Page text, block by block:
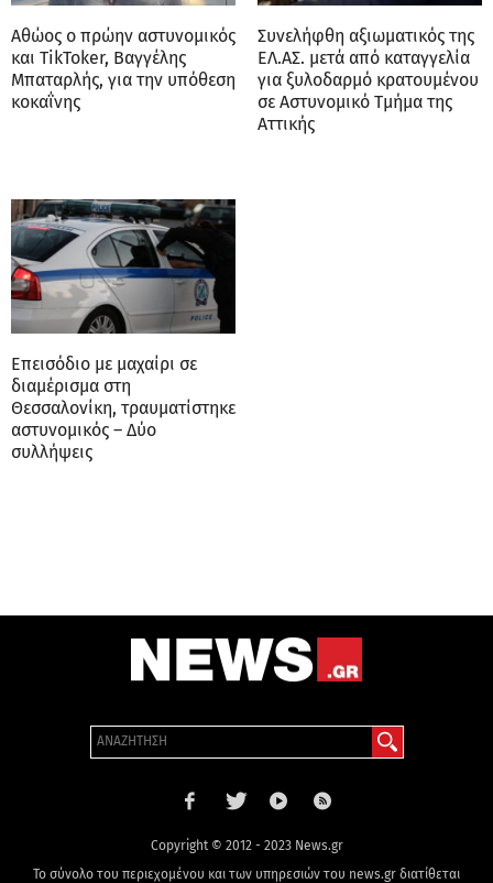
Αθώος ο πρώην αστυνομικός
και TikToker, Βαγγέλης
Μπαταρλής, για την υπόθεση
κοκαΐνης
Συνελήφθη αξιωματικός της
ΕΛ.ΑΣ. μετά από καταγγελία
για ξυλοδαρμό κρατουμένου
σε Αστυνομικό Τμήμα της
Αττικής
Επεισόδιο με μαχαίρι σε
διαμέρισμα στη
Θεσσαλονίκη, τραυματίστηκε
αστυνομικός – Δύο
συλλήψεις
Copyright © 2012 - 2023 News.gr
Το σύνολο του περιεχομένου και των υπηρεσιών του news.gr διατίθεται